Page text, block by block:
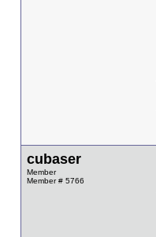
cubaser
Member
Member # 5766